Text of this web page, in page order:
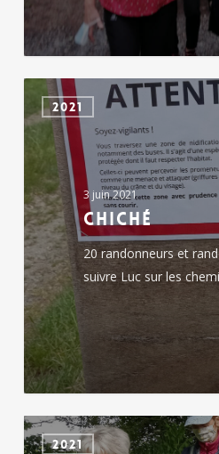
Chiché
2021
3 juin 2021
Chiché
20 randonneurs et
suivre Luc sur les
Bressuire
2021